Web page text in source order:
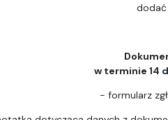
dodać
w terminie 14
- formularz